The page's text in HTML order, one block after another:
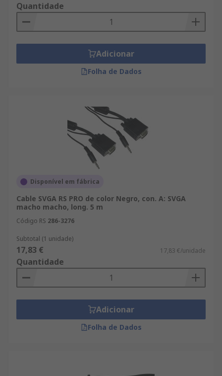
Quantidade
Adicionar
Folha de Dados
Disponível em fábrica
Cable SVGA RS PRO de color Negro, con. A: SVGA
macho macho, long. 5 m
Código RS 286-3276
Subtotal (1 unidade)
17,83 € 17,83 €/unidade
Quantidade
Adicionar
Folha de Dados